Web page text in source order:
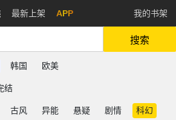
最新上架 APP 我的书架
搜索
韩国 欧美
结
古风 异能 悬疑 剧情
科幻